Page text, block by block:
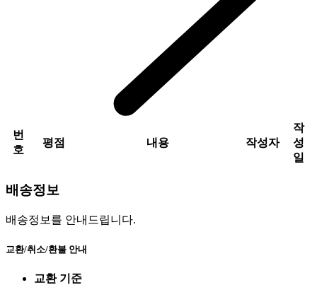
번
호
평점 내용 작성자
작
성
일
배송정보
배송정보를 안내드립니다.
교환/취소/환불 안내
교환 기준